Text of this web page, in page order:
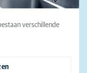
verschillende